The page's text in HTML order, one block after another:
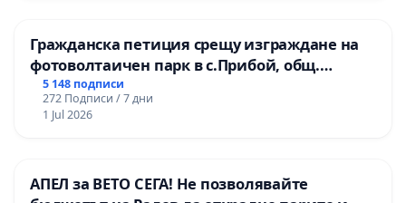
Гражданска петиция срещу изграждане на
фотоволтаичен парк в с.Прибой, общ.
Радомир
5 148 подписи
272 Подписи / 7 дни
1 Jul 2026
АПЕЛ за ВЕТО СЕГА! Не позволявайте